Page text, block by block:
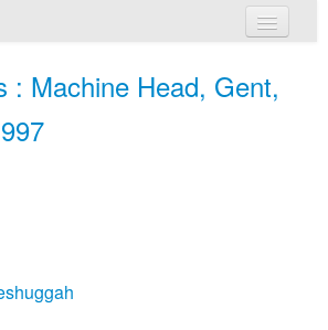
: Machine Head, Gent,